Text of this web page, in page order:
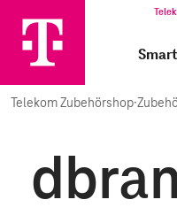
Telekom Zubehörshop·